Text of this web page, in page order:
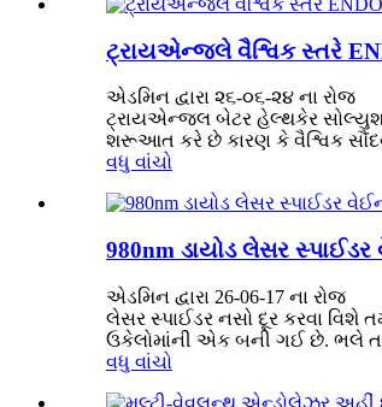
ટ્રાયએન્જલે વૈશ્વિક સ્તરે
એડમિન દ્વારા ૨૬-૦૬-૨૪ ના રોજ
ટ્રાયએન્જલ બેટર હેલ્થકેર સોલ્યુશને
શરૂઆત કરે છે કારણ કે વૈશ્વિક
વધુ વાંચો
980nm ડાયોડ લેસર
એડમિન દ્વારા 26-06-17 ના રોજ
લેસર સ્પાઈડર નસો દૂર કરવા વિશે
ઉકેલોમાંની એક બની ગઈ છે. ભલે તમે
વધુ વાંચો